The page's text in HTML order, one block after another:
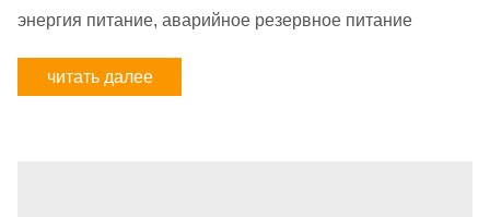
энергия питание, аварийное резервное питание
читать далее